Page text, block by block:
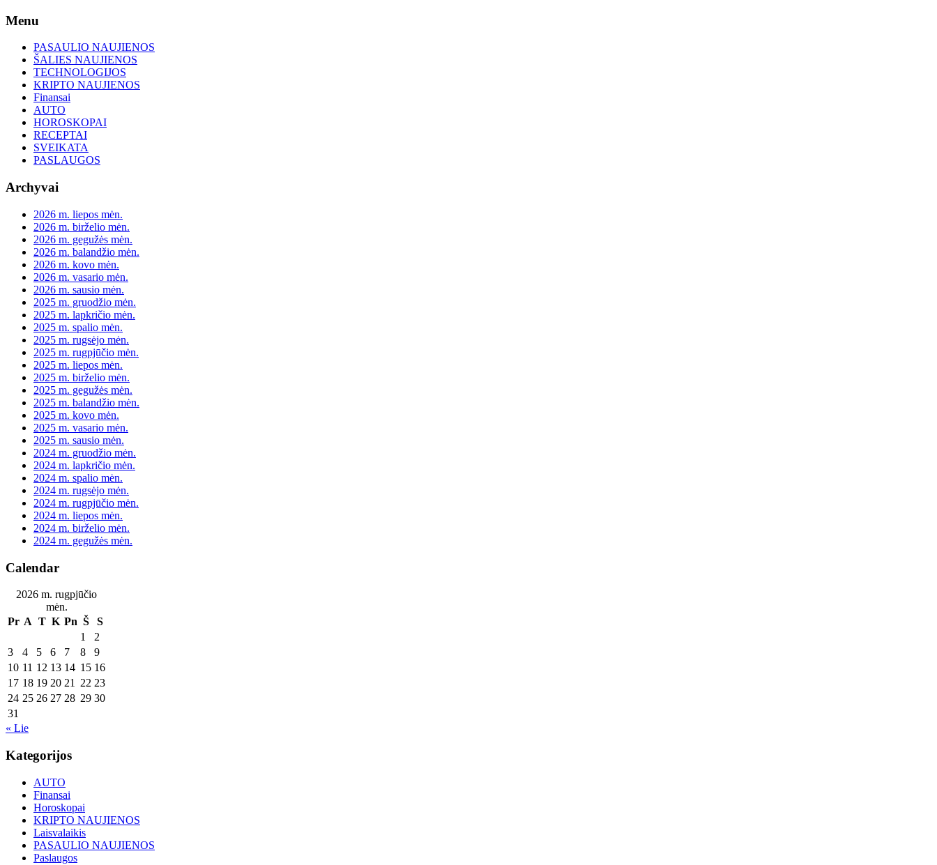
Skip
content
Menu
PASAULIO NAUJIENOS
ŠALIES NAUJIENOS
TECHNOLOGIJOS
KRIPTO NAUJIENOS
Finansai
AUTO
HOROSKOPAI
RECEPTAI
SVEIKATA
PASLAUGOS
Archyvai
2026 m. liepos mėn.
2026 m. birželio mėn.
2026 m. gegužės mėn.
2026 m. balandžio mėn.
2026 m. kovo mėn.
2026 m. vasario mėn.
2026 m. sausio mėn.
2025 m. gruodžio mėn.
2025 m. lapkričio mėn.
2025 m. spalio mėn.
2025 m. rugsėjo mėn.
2025 m. rugpjūčio mėn.
2025 m. liepos mėn.
2025 m. birželio mėn.
2025 m. gegužės mėn.
2025 m. balandžio mėn.
2025 m. kovo mėn.
2025 m. vasario mėn.
2025 m. sausio mėn.
2024 m. gruodžio mėn.
2024 m. lapkričio mėn.
2024 m. spalio mėn.
2024 m. rugsėjo mėn.
2024 m. rugpjūčio mėn.
2024 m. liepos mėn.
2024 m. birželio mėn.
2024 m. gegužės mėn.
Calendar
2026 m. rugpjūčio
mėn.
Pr A T K Pn Š
S
1
2
3
4 5 6 7 8
9
10 11 12 13 14 15 16
17 18 19 20 21 22 23
24 25 26 27 28 29 30
31
« Lie
Kategorijos
AUTO
Finansai
Horoskopai
KRIPTO NAUJIENOS
Laisvalaikis
PASAULIO NAUJIENOS
Paslaugos